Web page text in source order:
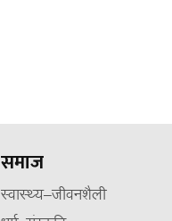
समाज
स्वास्थ्य–जीवनशैली